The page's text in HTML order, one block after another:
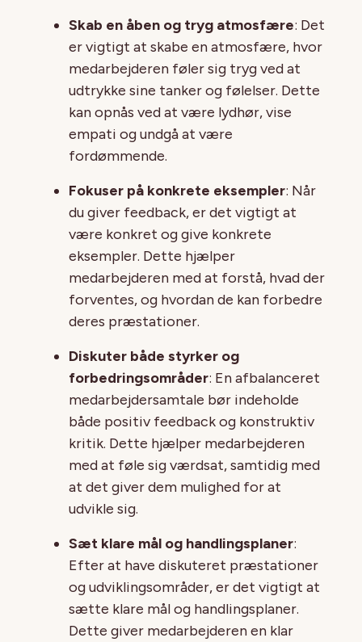
Skab en åben og tryg atmosfære: Det
er vigtigt at skabe en atmosfære, hvor
medarbejderen føler sig tryg ved at
udtrykke sine tanker og følelser. Dette
kan opnås ved at være lydhør, vise
empati og undgå at være
fordømmende.
Fokuser på konkrete eksempler: Når
du giver feedback, er det vigtigt at
være konkret og give konkrete
eksempler. Dette hjælper
medarbejderen med at forstå, hvad der
forventes, og hvordan de kan forbedre
deres præstationer.
Diskuter både styrker og
forbedringsområder: En afbalanceret
medarbejdersamtale bør indeholde
både positiv feedback og konstruktiv
kritik. Dette hjælper medarbejderen
med at føle sig værdsat, samtidig med
at det giver dem mulighed for at
udvikle sig.
Sæt klare mål og handlingsplaner:
Efter at have diskuteret præstationer
og udviklingsområder, er det vigtigt at
sætte klare mål og handlingsplaner.
Dette giver medarbejderen en klar